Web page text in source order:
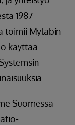
1987
toimii Mylabin
käyttää
Suomessa